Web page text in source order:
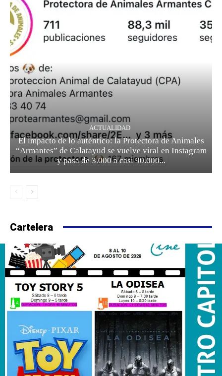
ACTUALIDAD
El impacto de lo auténtico: la Protectora de Animales
“Armantes” de Calatayud se vuelve viral en Instagram
y pasa de 3.000 a casi 90.000...
Cartelera